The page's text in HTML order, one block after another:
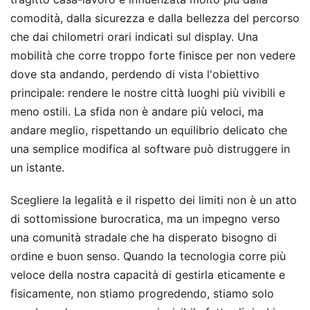
comodità, dalla sicurezza e dalla bellezza del percorso
che dai chilometri orari indicati sul display. Una
mobilità che corre troppo forte finisce per non vedere
dove sta andando, perdendo di vista l'obiettivo
principale: rendere le nostre città luoghi più vivibili e
meno ostili. La sfida non è andare più veloci, ma
andare meglio, rispettando un equilibrio delicato che
una semplice modifica al software può distruggere in
un istante.
Scegliere la legalità e il rispetto dei limiti non è un atto
di sottomissione burocratica, ma un impegno verso
una comunità stradale che ha disperato bisogno di
ordine e buon senso. Quando la tecnologia corre più
veloce della nostra capacità di gestirla eticamente e
fisicamente, non stiamo progredendo, stiamo solo